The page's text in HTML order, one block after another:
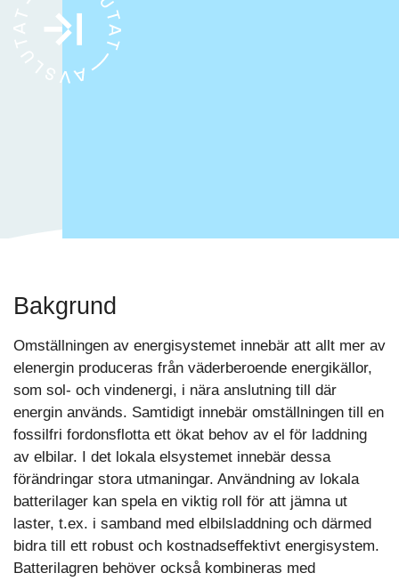
Bakgrund
Omställningen av energisystemet innebär att allt mer av
elenergin produceras från väderberoende energikällor,
som sol- och vindenergi, i nära anslutning till där
energin används. Samtidigt innebär omställningen till en
fossilfri fordonsflotta ett ökat behov av el för laddning
av elbilar. I det lokala elsystemet innebär dessa
förändringar stora utmaningar. Användning av lokala
batterilager kan spela en viktig roll för att jämna ut
laster, t.ex. i samband med elbilsladdning och därmed
bidra till ett robust och kostnadseffektivt energisystem.
Batterilagren behöver också kombineras med